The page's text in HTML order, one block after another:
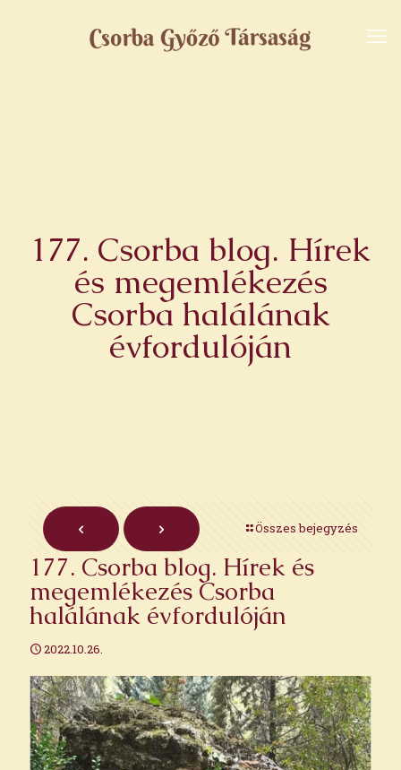
177. Csorba blog. Hírek
és megemlékezés
Csorba halálának
évfordulóján
Összes bejegyzés
177. Csorba blog. Hírek és
megemlékezés Csorba
halálának évfordulóján
2022.10.26.